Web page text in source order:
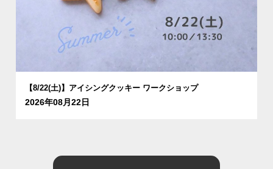
【8/22(土)】アイシングクッキー ワークショップ
2026年08月22日